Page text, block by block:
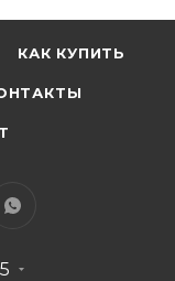
КАК КУПИТЬ